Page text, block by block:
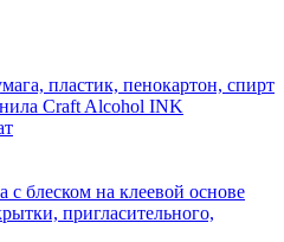
пластик, пенокартон, спирт
Craft Alcohol INK
с блеском на клеевой основе
пригласительного,